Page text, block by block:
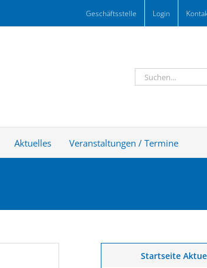
Geschäftsstelle Login
Suche
nach:
Aktuelles Veranstaltungen / Termine
Startseite